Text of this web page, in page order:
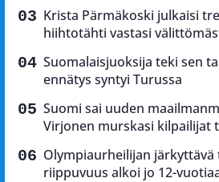
Krista Pärmäkoski julkaisi
hiihtotähti vastasi
Suomalaisjuoksija teki sen
ennätys syntyi Turussa
Suomi sai uuden
Virjonen murskasi kilpailijat
Olympiaurheilijan järkyttävä
riippuvuus alkoi jo 12-